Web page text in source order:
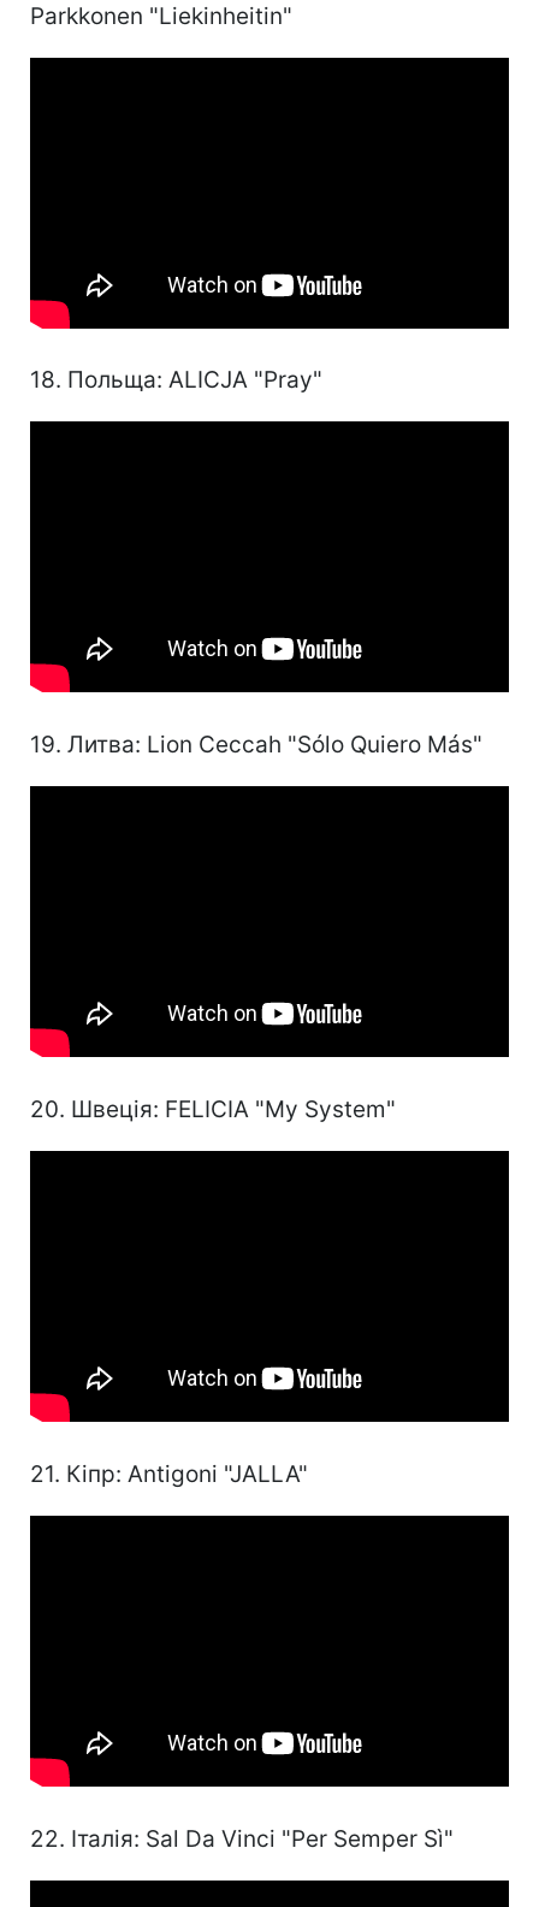
Parkkonen "Liekinheitin"
18. Польща: ALICJA "Pray"
19. Литва: Lion Ceccah "Sólo Quiero Más"
20. Швеція: FELICIA "My System"
21. Кіпр: Antigoni "JALLA"
22. Італія: Sal Da Vinci "Per Semper Sì"